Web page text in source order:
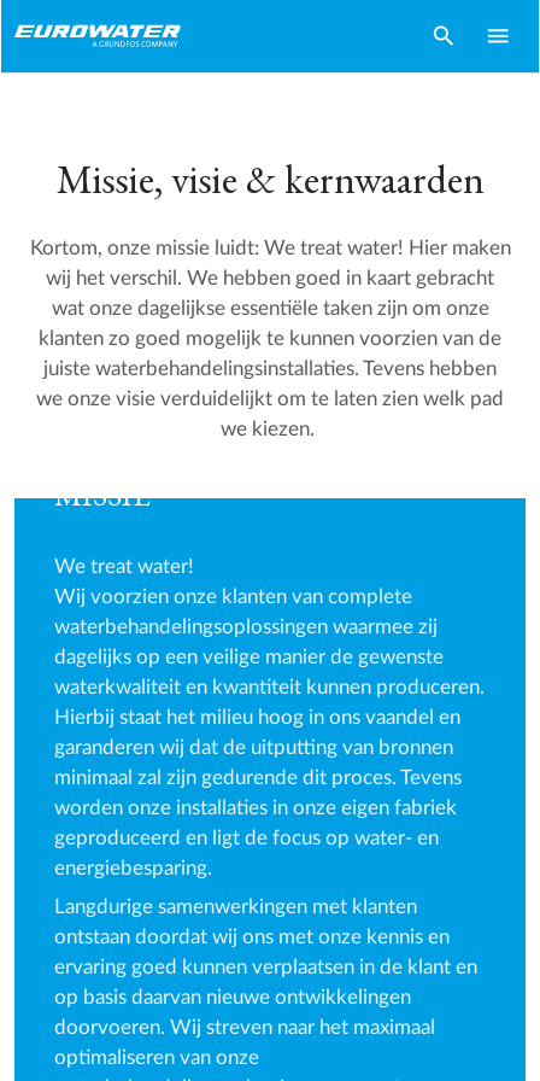
search menu
Missie, visie & kernwaarden
Kortom, onze missie luidt: We treat water! Hier maken
wij het verschil. We hebben goed in kaart gebracht
wat onze dagelijkse essentiële taken zijn om onze
klanten zo goed mogelijk te kunnen voorzien van de
juiste waterbehandelingsinstallaties. Tevens hebben
we onze visie verduidelijkt om te laten zien welk pad
we kiezen.
WAAR STAAN WIJ VOOR ALS
MISSIE
We treat water!
Wij voorzien onze klanten van complete
waterbehandelingsoplossingen waarmee zij
dagelijks op een veilige manier de gewenste
waterkwaliteit en kwantiteit kunnen produceren.
Hierbij staat het milieu hoog in ons vaandel en
garanderen wij dat de uitputting van bronnen
minimaal zal zijn gedurende dit proces. Tevens
worden onze installaties in onze eigen fabriek
geproduceerd en ligt de focus op water- en
energiebesparing.
Langdurige samenwerkingen met klanten
ontstaan doordat wij ons met onze kennis en
ervaring goed kunnen verplaatsen in de klant en
op basis daarvan nieuwe ontwikkelingen
doorvoeren. Wij streven naar het maximaal
optimaliseren van onze